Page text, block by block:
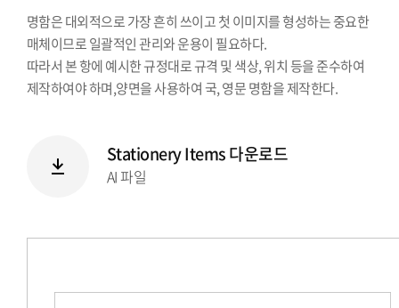
전용서체
PPT템플릿
캐릭터
명함은 대외적으로 가장 흔히 쓰이고 첫 이미지를 형성하는 중요한
매체이므로 일괄적인 관리와 운용이 필요하다.
따라서 본 항에 예시한 규정대로 규격 및 색상, 위치 등을 준수하여
제작하여야 하며,양면을 사용하여 국, 영문 명함을 제작한다.
Stationery Items 다운로드
AI 파일